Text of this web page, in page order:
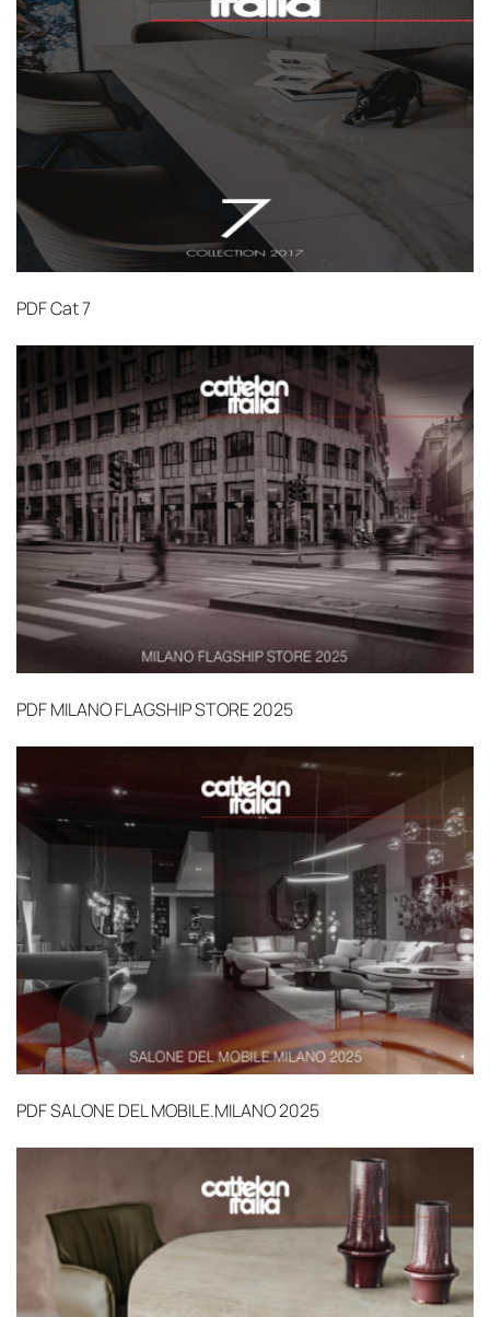
PDFCat 7
PDFMILANO FLAGSHIP STORE 2025
PDFSALONE DEL MOBILE.MILANO 2025